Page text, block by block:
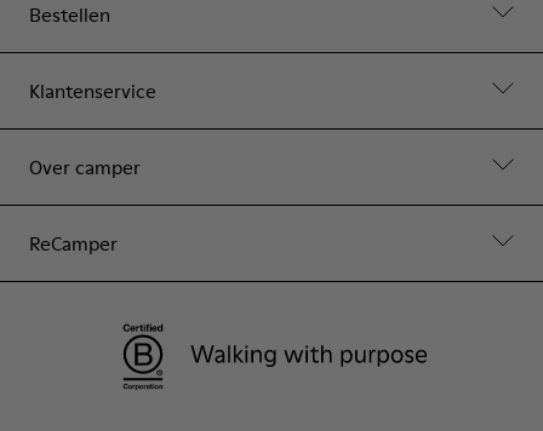
Bestellen
Klantenservice
Over camper
ReCamper